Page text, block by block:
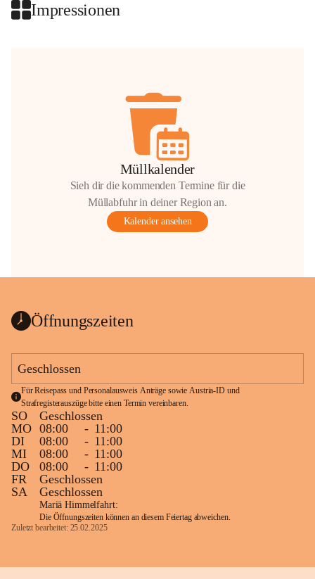
Impressionen
Müllkalender
Sieh dir die kommenden Termine für die
Müllabfuhr in deiner Region an.
Kalender ansehen
Öffnungszeiten
Geschlossen
Für Reisepass und Personalausweis Anträge sowie Austria-ID und
Strafregisterauszüge bitte einen Termin vereinbaren.
SO
Geschlossen
MO 08:00 - 11:00
DI
08:00 - 11:00
MI
08:00 - 11:00
DO
08:00 - 11:00
FR
Geschlossen
SA
Geschlossen
Mariä Himmelfahrt:
Die Öffnungszeiten können an diesem Feiertag abweichen.
Zuletzt bearbeitet: 25.02.2025